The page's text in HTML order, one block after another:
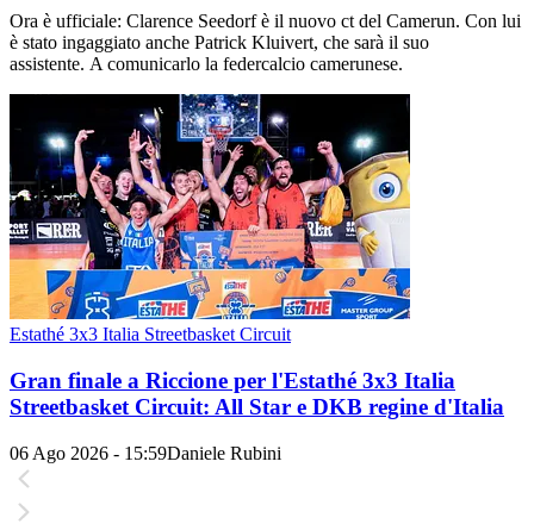
Ora è ufficiale: Clarence Seedorf è il nuovo ct del Camerun. Con lui
è stato ingaggiato anche Patrick Kluivert, che sarà il suo
assistente. A comunicarlo la federcalcio camerunese.
Estathé 3x3 Italia Streetbasket Circuit
Gran finale a Riccione per l'Estathé 3x3 Italia
Streetbasket Circuit: All Star e DKB regine d'Italia
06 Ago 2026 - 15:59Daniele Rubini